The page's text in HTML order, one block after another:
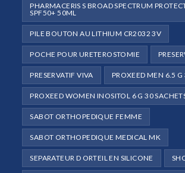
PHARMACERIS S BROAD SPECTRUM
SPF50+ 50ML
PILE BOUTON AU LITHIUM CR2032 3V
POCHE POUR URETEROSTOMIE
PRESERVATIF VIVA PROXEED MEN 6.5 G
PROXEED WOMEN INOSITOL 6 G 30
SABOT ORTHOPEDIQUE FEMME
SABOT ORTHOPEDIQUE MEDICAL MK
SEPARATEUR D ORTEIL EN SILICONE